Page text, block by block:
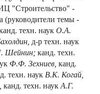
"Строительство" -
темы -
техн. наук О.А.
д-р техн. наук
Шейнин; канд. техн.
Ф.Ф. Зехниев, канд.
техн. наук В.К. Когай,
канд. техн. наук А.Г.